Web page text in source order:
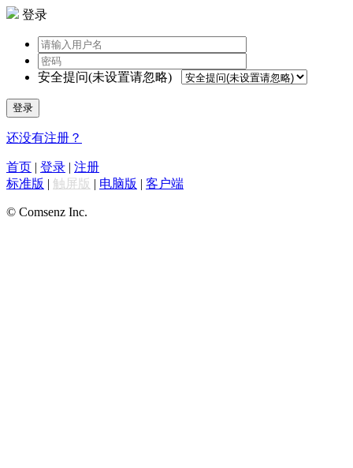
登录
安全提问(未设置请忽略)
登录
还没有注册？
首页 | 登录 | 注册
标准版 | 触屏版 | 电脑版 | 客户端
© Comsenz Inc.